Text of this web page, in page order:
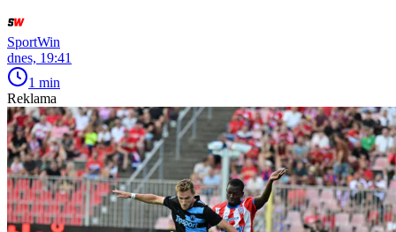
SportWin
dnes, 19:41
1 min
Reklama